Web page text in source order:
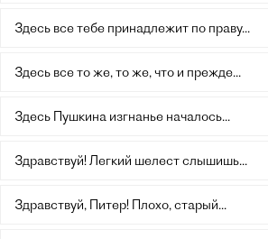
Здесь все тебе принадлежит по праву...
Здесь все то же, то же, что и прежде...
Здесь Пушкина изгнанье началось...
Здравствуй! Легкий шелест слышишь...
Здравствуй, Питер! Плохо, старый...